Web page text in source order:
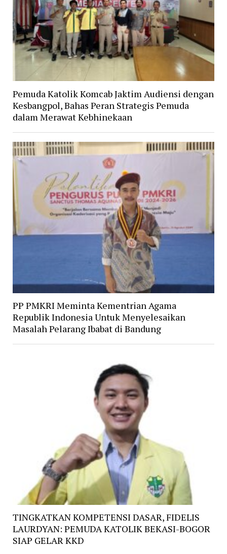
Pemuda Katolik Komcab Jaktim Audiensi dengan
Kesbangpol, Bahas Peran Strategis Pemuda
dalam Merawat Kebhinekaan
PP PMKRI Meminta Kementrian Agama
Republik Indonesia Untuk Menyelesaikan
Masalah Pelarang Ibabat di Bandung
TINGKATKAN KOMPETENSI DASAR, FIDELIS
LAURDYAN: PEMUDA KATOLIK BEKASI-BOGOR
SIAP GELAR KKD